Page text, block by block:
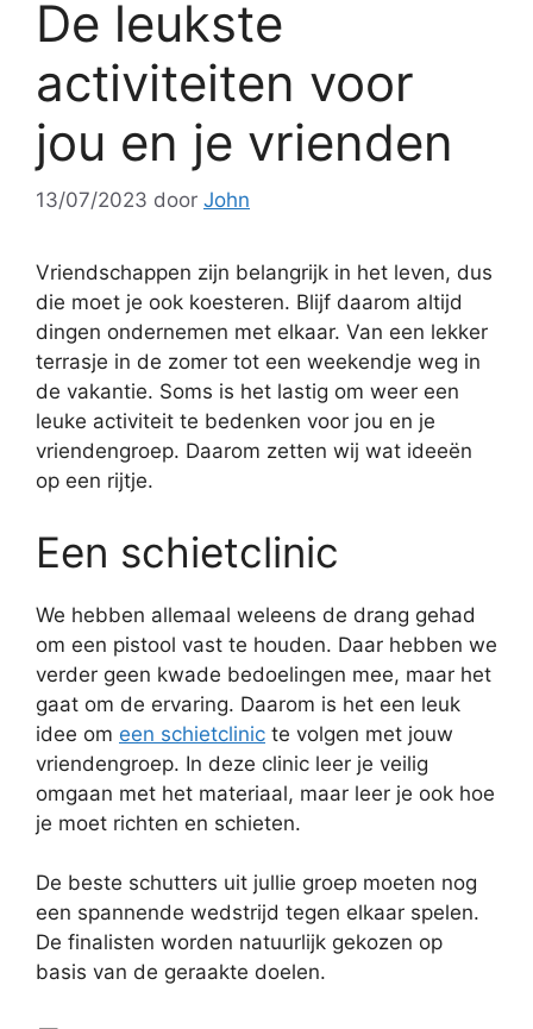
De leukste
activiteiten voor
jou en je vrienden
13/07/2023 door John
Vriendschappen zijn belangrijk in het leven, dus
die moet je ook koesteren. Blijf daarom altijd
dingen ondernemen met elkaar. Van een lekker
terrasje in de zomer tot een weekendje weg in
de vakantie. Soms is het lastig om weer een
leuke activiteit te bedenken voor jou en je
vriendengroep. Daarom zetten wij wat ideeën
op een rijtje.
Een schietclinic
We hebben allemaal weleens de drang gehad
om een pistool vast te houden. Daar hebben we
verder geen kwade bedoelingen mee, maar het
gaat om de ervaring. Daarom is het een leuk
idee om een schietclinic te volgen met jouw
vriendengroep. In deze clinic leer je veilig
omgaan met het materiaal, maar leer je ook hoe
je moet richten en schieten.
De beste schutters uit jullie groep moeten nog
een spannende wedstrijd tegen elkaar spelen.
De finalisten worden natuurlijk gekozen op
basis van de geraakte doelen.